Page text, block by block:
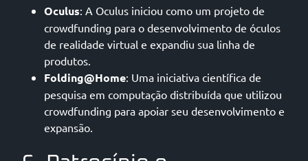
Oculus: A Oculus iniciou como um projeto de
crowdfunding para o desenvolvimento de óculos
de realidade virtual e expandiu sua linha de
produtos.
Folding@Home: Uma iniciativa científica de
pesquisa em computação distribuída que utilizou
crowdfunding para apoiar seu desenvolvimento e
expansão.